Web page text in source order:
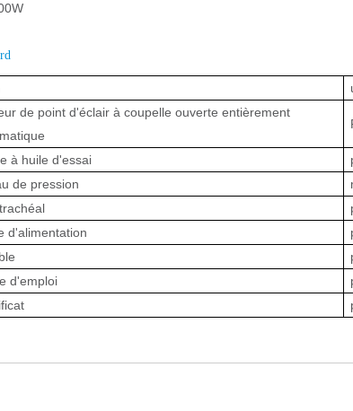
de point d'éclair à coupelle ouverte entièrement
à huile d'essai
de pression
d'alimentation
d'emploi